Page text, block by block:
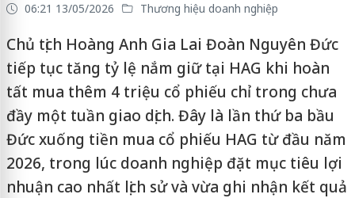
06:21 13/05/2026 Thương hiệu doanh nghiệp
Chủ tịch Hoàng Anh Gia Lai Đoàn Nguyên Đức
tiếp tục tăng tỷ lệ nắm giữ tại HAG khi hoàn
tất mua thêm 4 triệu cổ phiếu chỉ trong chưa
đầy một tuần giao dịch. Đây là lần thứ ba bầu
Đức xuống tiền mua cổ phiếu HAG từ đầu năm
2026, trong lúc doanh nghiệp đặt mục tiêu lợi
nhuận cao nhất lịch sử và vừa ghi nhận kết quả